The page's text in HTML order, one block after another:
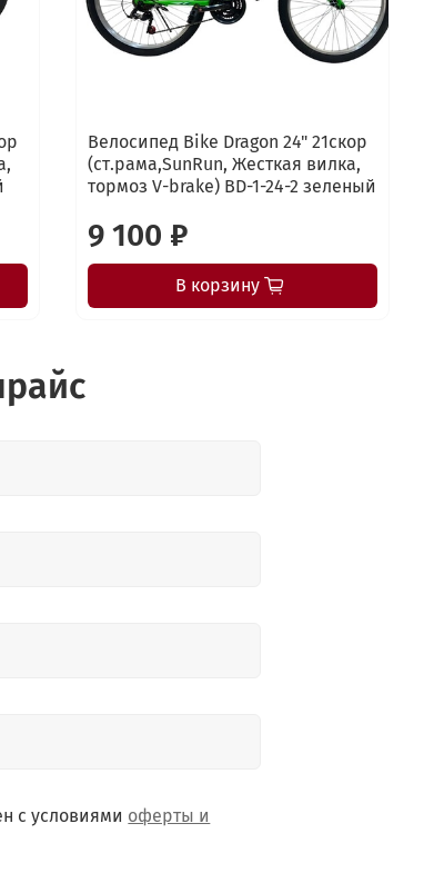
Велосипед Bike Dragon 24" 21скор
(ст.рама,SunRun, Жесткая вилка,
тормоз V-brake) BD-1-24-2 зеленый
9 100 ₽
В корзину
с условиями оферты и